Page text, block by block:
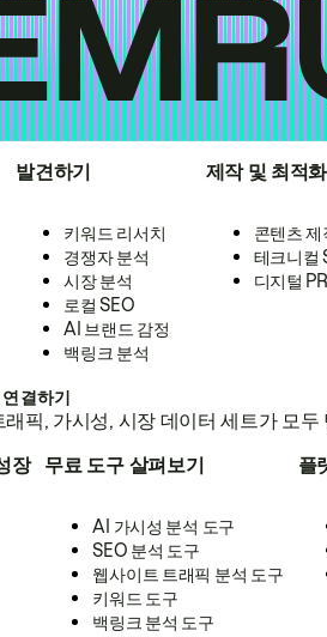
발견하기
키워드 리서치
경쟁자 분석
시장 분석
로컬 SEO
AI 브랜드 감정
백링크 분석
제작 및 최적화
콘텐츠 제
테크니컬
디지털 PR
결하기
픽, 가시성, 시장 데이터 세트가 모
장 무료 도구 살펴보기
AI 가시성 분석 도구
SEO 분석 도구
웹사이트 트래픽 분석 도구
키워드 도구
백링크 분석 도구
플